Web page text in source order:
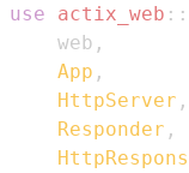
use actix_web ::
    web
,
App ,
HttpServer ,
Responder ,